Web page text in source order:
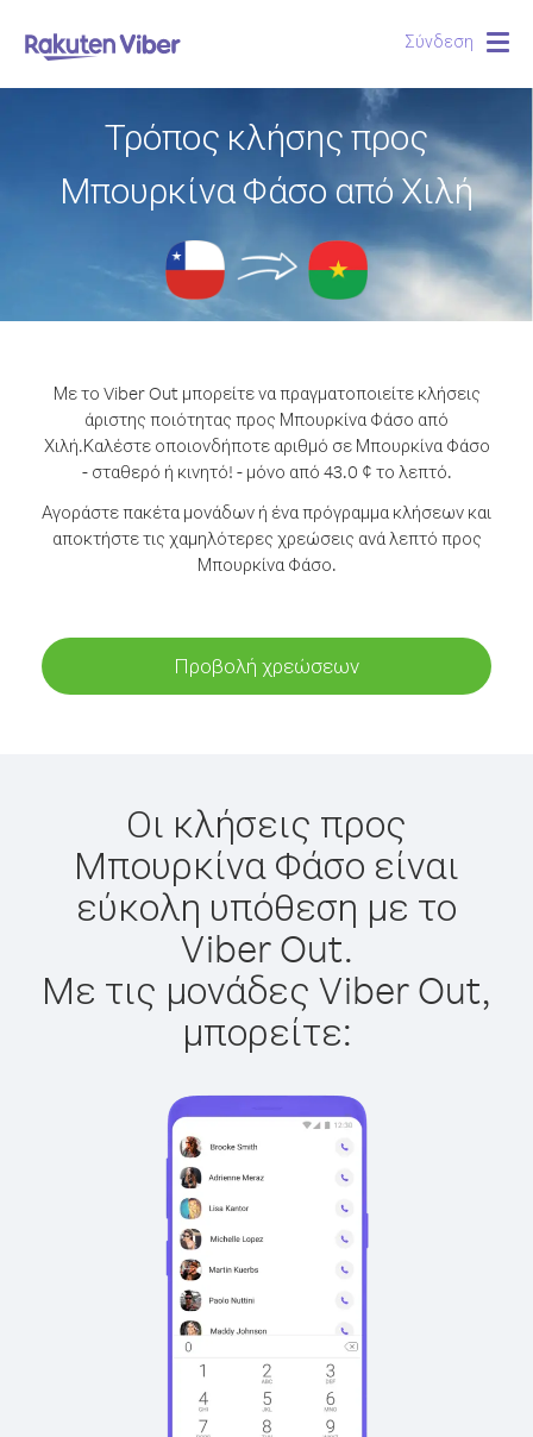
Σύνδεση
Τρόπος κλήσης προς
Μπουρκίνα Φάσο από Χιλή
Με το Viber Out μπορείτε να πραγματοποιείτε κλήσεις
άριστης ποιότητας προς Μπουρκίνα Φάσο από
Χιλή.Καλέστε οποιονδήποτε αριθμό σε Μπουρκίνα Φάσο
- σταθερό ή κινητό! - μόνο από 43.0 ¢ το λεπτό.
Αγοράστε πακέτα μονάδων ή ένα πρόγραμμα κλήσεων και
αποκτήστε τις χαμηλότερες χρεώσεις ανά λεπτό προς
Μπουρκίνα Φάσο.
Προβολή χρεώσεων
Οι κλήσεις προς
Μπουρκίνα Φάσο είναι
εύκολη υπόθεση με το
Viber Out.
Με τις μονάδες Viber Out,
μπορείτε: